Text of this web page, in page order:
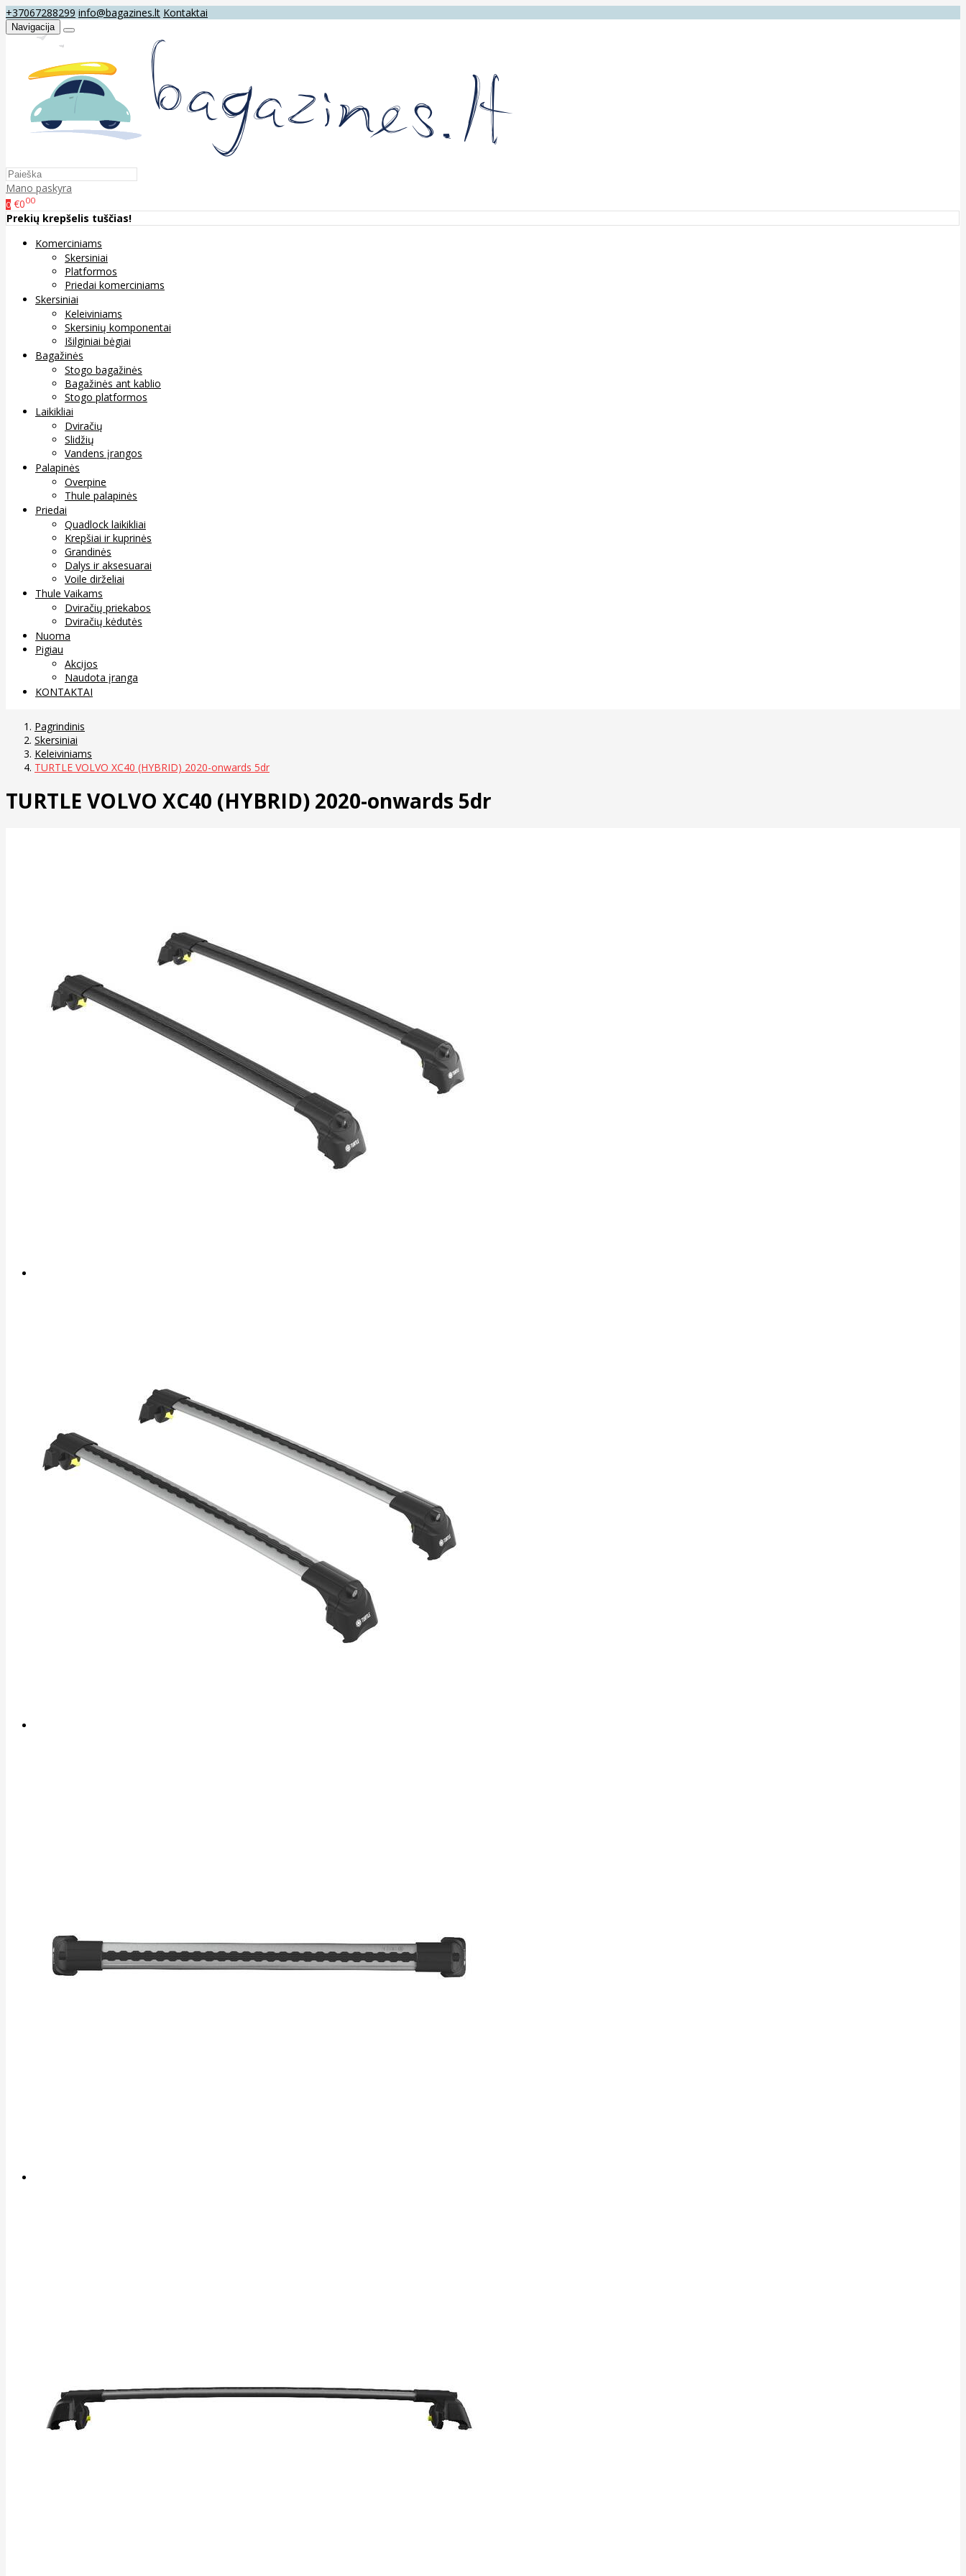
+37067288299 info@bagazines.lt Kontaktai
Navigacija
Mano paskyra
0 €000
Prekių krepšelis tuščias!
Komerciniams
Skersiniai
Platformos
Priedai komerciniams
Skersiniai
Keleiviniams
Skersinių komponentai
Išilginiai bėgiai
Bagažinės
Stogo bagažinės
Bagažinės ant kablio
Stogo platformos
Laikikliai
Dviračių
Slidžių
Vandens įrangos
Palapinės
Overpine
Thule palapinės
Priedai
Quadlock laikikliai
Krepšiai ir kuprinės
Grandinės
Dalys ir aksesuarai
Voile dirželiai
Thule Vaikams
Dviračių priekabos
Dviračių kėdutės
Nuoma
Pigiau
Akcijos
Naudota įranga
KONTAKTAI
Pagrindinis
Skersiniai
Keleiviniams
TURTLE VOLVO XC40 (HYBRID) 2020-onwards 5dr
TURTLE VOLVO XC40 (HYBRID) 2020-onwards 5dr